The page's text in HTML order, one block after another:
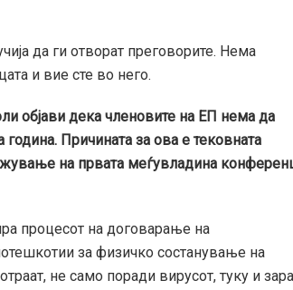
да ги отворат преговорите. Нема
и вие сте во него.
објави дека членовите на ЕП нема да
Причината за ова е тековната
на првата меѓувладина
процесот на договарање на
за физичко состанување на
не само поради вирусот, туку и